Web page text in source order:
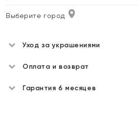
Выберите город
Уход за украшениями
Оплата и возврат
Гарантия 6 месяцев